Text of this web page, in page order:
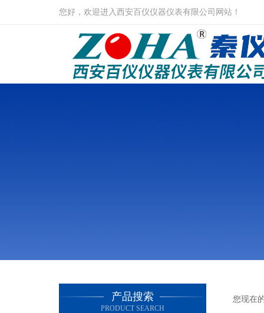
您好，欢迎进入西安百仪仪器仪表有限公司网站！
产品搜索
PRODUCT SEARCH
您现在